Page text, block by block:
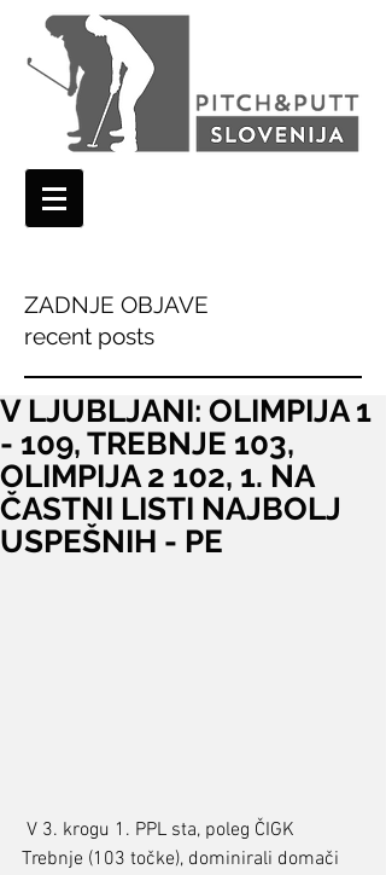
ZADNJE OBJAVE
recent posts
V LJUBLJANI: OLIMPIJA 1
- 109, TREBNJE 103,
OLIMPIJA 2 102, 1. NA
ČASTNI LISTI NAJBOLJ
USPEŠNIH - PE
Trebnje (103 točke), dominirali domači